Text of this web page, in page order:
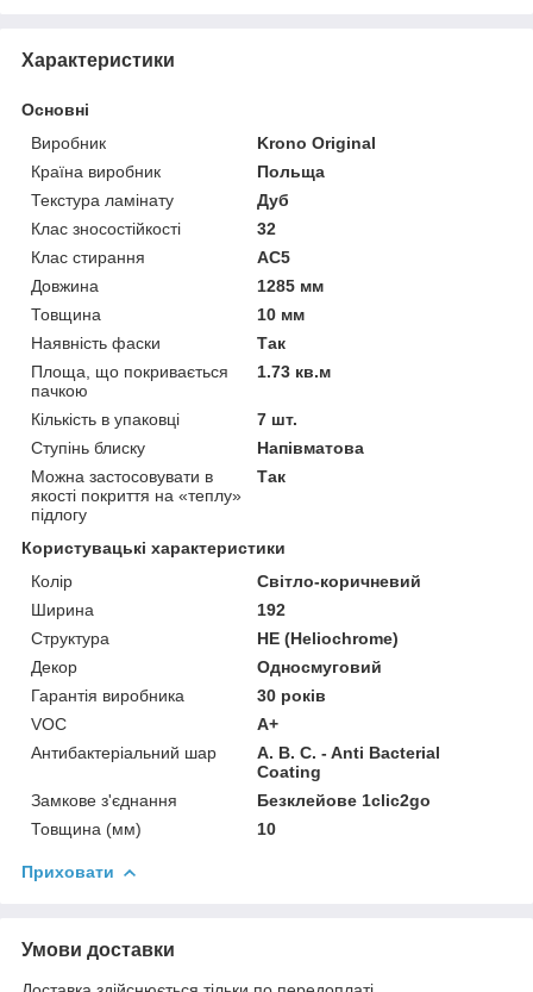
Характеристики
Основні
Виробник
Krono Original
Країна виробник
Польща
Текстура ламінату
Дуб
Клас зносостійкості
32
Клас стирання
АС5
Довжина
1285 мм
Товщина
10 мм
Наявність фаски
Так
Площа, що покривається
пачкою
1.73 кв.м
Кількість в упаковці
7 шт.
Ступінь блиску
Напівматова
Можна застосовувати в
якості покриття на «теплу»
підлогу
Так
Користувацькі характеристики
Колір
Світло-коричневий
Ширина
192
Структура
HE (Heliochrome)
Декор
Односмуговий
Гарантія виробника
30 років
VOC
A+
Антибактеріальний шар
A. B. C. - Anti Bacterial
Coating
Замкове з'єднання
Безклейове 1clic2go
Товщина (мм)
10
Приховати
Умови доставки